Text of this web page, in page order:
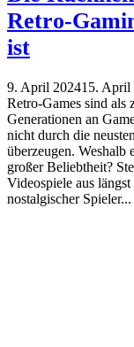
Retro-
ist
9. April 202415. April
Retro-Games sind als
Generationen an
nicht durch die
überzeugen. Weshalb
großer Beliebtheit?
Videospiele aus
nostalgischer Spieler...